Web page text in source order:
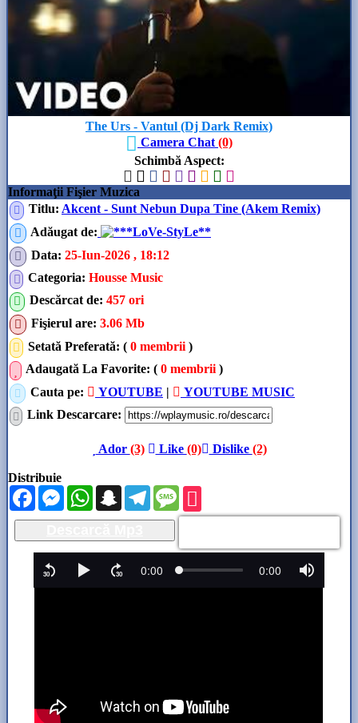
The Urs - Vantul (Dj Dark Remix)
Camera Chat (0)
Schimbă Aspect:
Informaţii Fişier Muzica
Titlu: Akcent - Sunt Nebun Dupa Tine (Akem Remix)
Adăugat de:
**LoVe-StyLe**
Data: 25-Iun-2026 , 18:12
Categoria: Housse Music
Descărcat de: 457 ori
Fişierul are: 3.06 Mb
Setată Preferată: ( 0 membrii )
Adaugată La Favorite: ( 0 membrii )
Cauta pe:
YOUTUBE |
YOUTUBE MUSIC
Link Descarcare:
Ador (3) Like (0) Dislike (2)
Distribuie
FacebookMessengerWhatsAppSnapchatTelegramMessage